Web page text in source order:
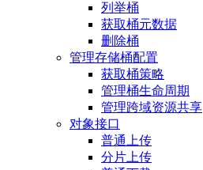
列举桶
获取桶元数据
删除桶
管理存储桶配置
获取桶策略
管理桶生命周期
管理跨域资源共享
对象接口
普通上传
分片上传